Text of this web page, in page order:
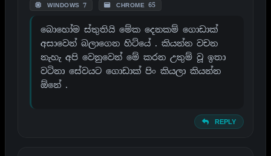
WINDOWS 7 CHROME 65
බොහෝම ස්තුතියි මේක දෙනකම් ගොඩාක්
අසාවෙන් බලාගෙන හිට්යේ . කියන්න වචන
නැහැ අපි වෙනුවෙන් මේ කරන උතුම් වූ ඉතා
වටිනා සේවයට ගොඩාක් පිං කියලා කියන්න
ඕනේ .
REPLY